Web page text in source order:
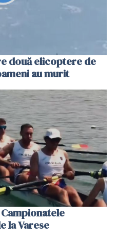
două elicoptere de
au murit
la Varese